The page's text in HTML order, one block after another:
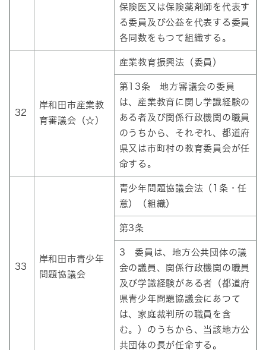
保険医又は保険薬剤師を代表す
る委員及び公益を代表する委員
各同数をもつて組織する。
32
岸和田市産業教
育審議会（☆）
産業教育振興法（委員）
第13条 地方審議会の委員
は、産業教育に関し学識経験の
ある者及び関係行政機関の職員
のうちから、それぞれ、都道府
県又は市町村の教育委員会が任
命する。
33
岸和田市青少年
問題協議会
青少年問題協議会法（1条・任
意）（組織）
第3条
3 委員は、地方公共団体の議
会の議員、関係行政機関の職員
及び学識経験がある者（都道府
県青少年問題協議会にあつて
は、家庭裁判所の職員を含
む。）のうちから、当該地方公
共団体の長が任命する。